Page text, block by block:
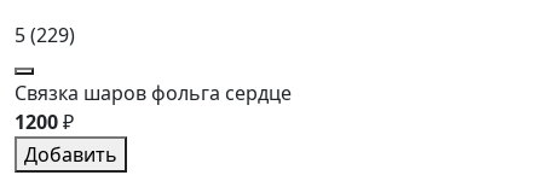
5(229)
Связка шаров фольга сердце
1200₽
Добавить